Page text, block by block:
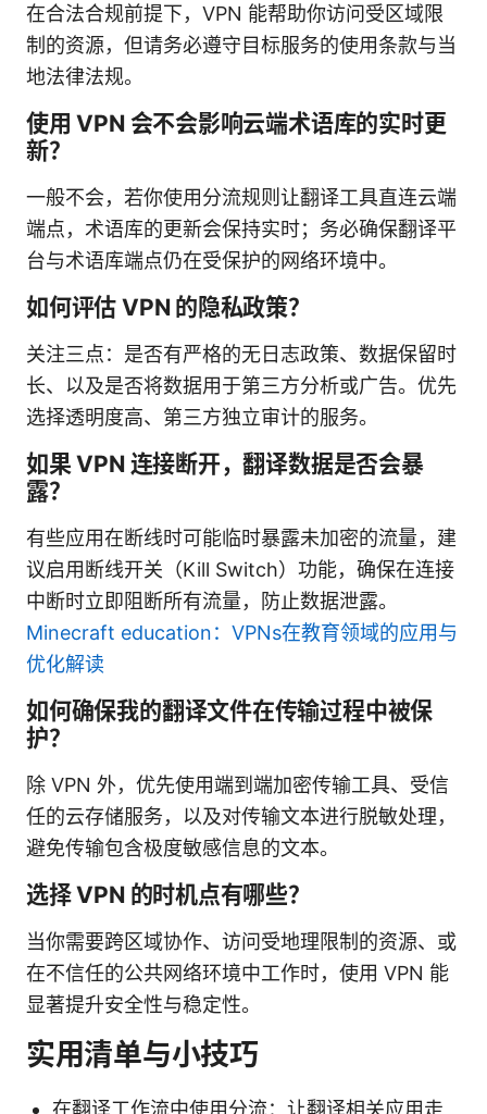
在合法合规前提下，VPN 能帮助你访问受区域限
制的资源，但请务必遵守目标服务的使用条款与当
地法律法规。
使用 VPN 会不会影响云端术语库的实时更
新？
一般不会，若你使用分流规则让翻译工具直连云端
端点，术语库的更新会保持实时；务必确保翻译平
台与术语库端点仍在受保护的网络环境中。
如何评估 VPN 的隐私政策？
关注三点：是否有严格的无日志政策、数据保留时
长、以及是否将数据用于第三方分析或广告。优先
选择透明度高、第三方独立审计的服务。
如果 VPN 连接断开，翻译数据是否会暴
露？
有些应用在断线时可能临时暴露未加密的流量，建
议启用断线开关（Kill Switch）功能，确保在连接
中断时立即阻断所有流量，防止数据泄露。
Minecraft education：VPNs在教育领域的应用与
优化解读
如何确保我的翻译文件在传输过程中被保
护？
除 VPN 外，优先使用端到端加密传输工具、受信
任的云存储服务，以及对传输文本进行脱敏处理，
避免传输包含极度敏感信息的文本。
选择 VPN 的时机点有哪些？
当你需要跨区域协作、访问受地理限制的资源、或
在不信任的公共网络环境中工作时，使用 VPN 能
显著提升安全性与稳定性。
实用清单与小技巧
在翻译工作流中使用分流：让翻译相关应用走